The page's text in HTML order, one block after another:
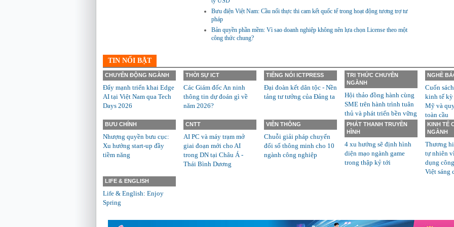
Bưu điện Việt Nam: Cầu nối thực thi cam kết quốc tế trong hoạt động tương trợ tư
pháp
Bản quyền phần mềm: Vì sao doanh nghiệp không nên lựa chọn License theo một
công thức chung?
TIN NỔI BẬT
CHUYỂN ĐỘNG NGÀNH
Đẩy mạnh triển khai Edge
AI tại Việt Nam qua Tech
Days 2026
THỜI SỰ ICT
Các Giám đốc An ninh
thông tin dự đoán gì về
năm 2026?
TIẾNG NÓI ICTPRESS
Đại đoàn kết dân tộc - Nền
tảng tư tưởng của Đảng ta
TRI THỨC CHUYÊN
NGÀNH
Hội thảo đồng hành cùng
SME trên hành trình tuân
thủ và phát triển bền vững
NGHỀ
Cuốn
kinh tế
Mỹ và
toàn cầu
BƯU CHÍNH
Nhượng quyền bưu cục:
Xu hướng start-up đầy
tiềm năng
CNTT
AI PC và máy trạm mở
giai đoạn mới cho AI
trong DN tại Châu Á -
Thái Bình Dương
VIỄN THÔNG
Chuỗi giải pháp chuyển
đổi số thông minh cho 10
ngành công nghiệp
PHÁT THANH TRUYỀN
HÌNH
4 xu hướng sẽ định hình
diện mạo ngành game
trong thập kỷ tới
KINH TẾ
NGÀNH
Thương
tự nhiên
dụng
Việt sáng
LIFE & ENGLISH
Life & English: Enjoy
Spring